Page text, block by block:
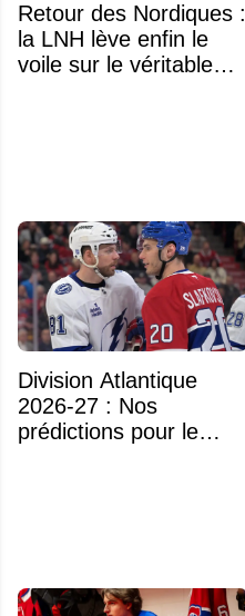
Retour des Nordiques :
la LNH lève enfin le
voile sur le véritable
Division Atlantique
2026-27 : Nos
prédictions pour le